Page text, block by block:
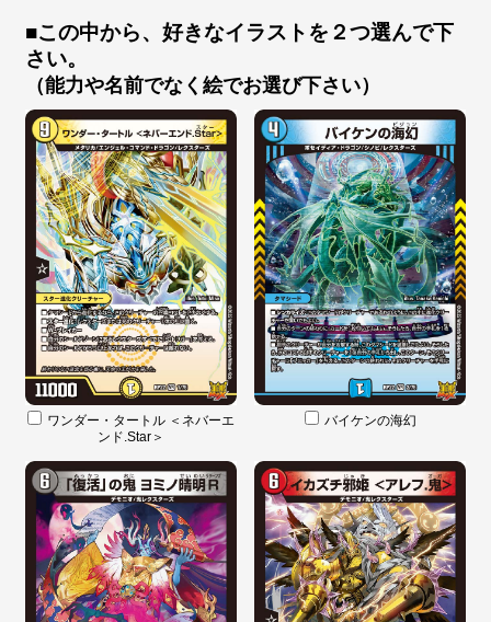
■この中から、好きなイラストを２つ選んで下
さい。
（能力や名前でなく絵でお選び下さい）
ワンダー・タートル ＜ネバーエ
ンド.Star＞
バイケンの海幻